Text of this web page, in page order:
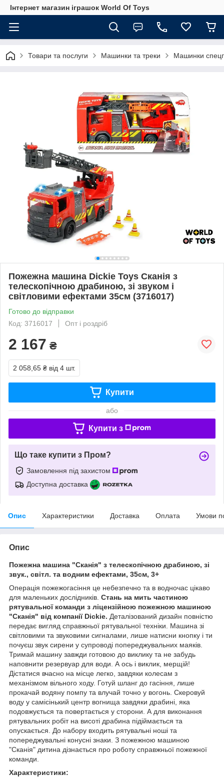
Інтернет магазин іграшок World Of Toys
Товари та послуги Машинки та треки Машинки
Пожежна машина Dickie Toys Сканія з
телескопічною драбиною, зі звуком і
світловими ефектами 35см (3716017)
Готово до відправки
Код: 3716017
Опт і роздріб
2 167 ₴
2 058,65 ₴ від 4 шт.
Купити
або
Купити з
Що таке купити з Пром?
Замовлення під захистом
Доступна доставка
Опис Характеристики Доставка Оплата Умови
Опис
Пожежна машина "Сканія" з телескопічною драбиною, зі
звук., світл. та водним ефектами, 35см, 3+
Операція пожежогасіння це небезпечно та в водночас цікаво
для маленьких дослідників. Стань на мить частиною
рятувальної команди з ліцензійною пожежною машиною
"Сканія" від компанії Dickie. Деталізований дизайн повністю
передає вигляд справжньої рятувальної техніки. Машина зі
світловими та звуковими сигналами, лише натисни кнопку і ти
почуєш звук сирени у супроводі попереджувальних маяків.
Тримай машину завжди готовою до виклику та не забудь
наповнити резервуар для води. А ось і виклик, мерщій!
Дістатися вчасно на місце легко, завдяки колесам з
механізмом вільного ходу. Готуй шланг до гасіння, лише
прокачай водяну помпу та влучай точно у вогонь. Скеровуй
воду у самісінький центр вогнища завдяки драбині, яка
подовжується та повертається у сторони. А для виконання
рятувальних робіт на висоті драбина підіймається та
опускається. До набору входить рятувальні ноші та
попереджувальні конусні знаки. З пожежною машиною
"Сканія" дитина дізнається про роботу справжньої пожежної
команди.
Характеристики: